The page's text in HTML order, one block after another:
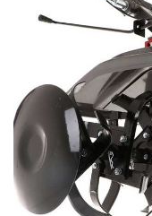
Olix
Omas
Ompagrill
Ooni
Oriental Koshin
Outdoorchef